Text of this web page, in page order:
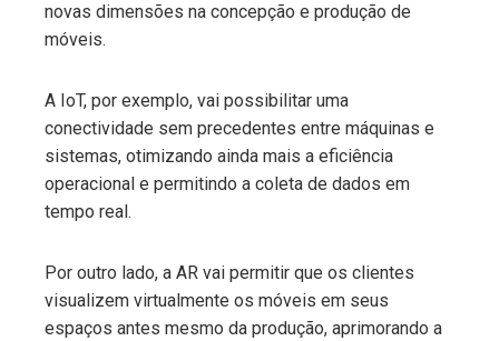
novas dimensões na concepção e produção de
móveis.
A IoT, por exemplo, vai possibilitar uma
conectividade sem precedentes entre máquinas e
sistemas, otimizando ainda mais a eficiência
operacional e permitindo a coleta de dados em
tempo real.
Por outro lado, a AR vai permitir que os clientes
visualizem virtualmente os móveis em seus
espaços antes mesmo da produção, aprimorando a